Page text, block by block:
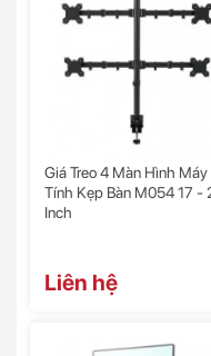
Giá Treo 4 Màn Hình Máy
Tính Kẹp Bàn M054 17 -
Inch
Liên hệ